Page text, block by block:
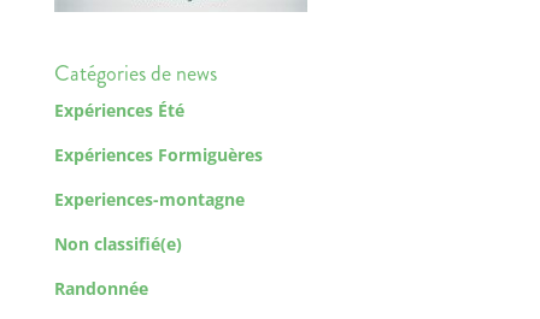
Catégories de news
Expériences Été
Expériences Formiguères
Experiences-montagne
Non classifié(e)
Randonnée